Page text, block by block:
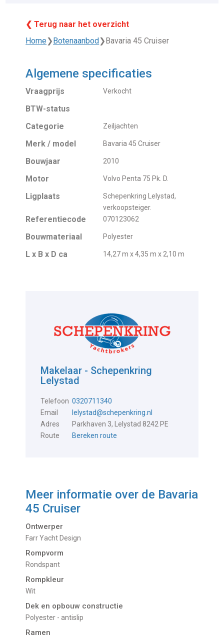
❮ Terug naar het overzicht
Home❯Botenaanbod❯Bavaria 45 Cruiser
Algemene specificaties
Vraagprijs Verkocht
BTW-status
Categorie
Zeiljachten
Merk / model Bavaria 45 Cruiser
Bouwjaar 2010
Motor Volvo Penta 75 Pk. D.
Ligplaats
Schepenkring Lelystad,
verkoopsteiger.
Referentiecode 070123062
Bouwmateriaal Polyester
L x B x D ca 14,27 m x 4,35 m x 2,10 m
Makelaar - Schepenkring
Lelystad
Telefoon 0320711340
Email
lelystad@schepenkring.nl
Adres
Parkhaven 3, Lelystad 8242 PE
Route
Bereken route
Meer informatie over de Bavaria
45 Cruiser
Ontwerper
Farr Yacht Design
Rompvorm
Rondspant
Rompkleur
Wit
Dek en opbouw constructie
Polyester - antislip
Ramen